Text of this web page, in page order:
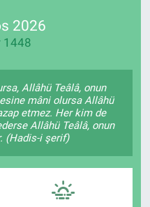
2026
1448
Allâhü Teâlâ, onun
mâni olursa Allâhü
etmez. Her kim de
Allâhü Teâlâ, onun
(Hadis-i şerif)